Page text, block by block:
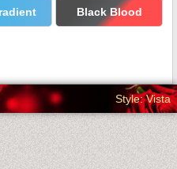
Black Blood
Style: Vista